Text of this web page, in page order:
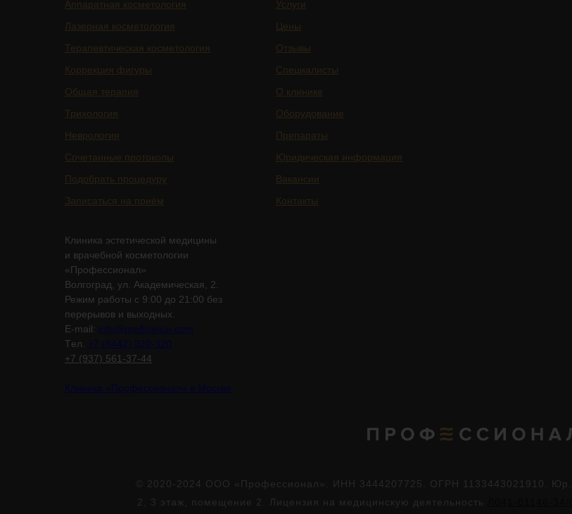
Аппаратная косметология
Лазерная косметология
Терапевтическая косметология
Коррекция фигуры
Общая терапия
Трихология
Неврология
Сочетанные протоколы
Подобрать процедуру
Записаться на приём
Услуги
Цены
Отзывы
Специалисты
О клинике
Оборудование
Препараты
Юридическая информация
Вакансии
Контакты
Клиника эстетической медицины
и врачебной косметологии
«Профессионал»
Волгоград, ул. Академическая, 2.
Режим работы с 9:00 до 21:00 без
перерывов и выходных.
E-mail: info@proficlinica.com
Tел. +7 (8442) 320-320
+7 (937) 561-37-44
Клиника «Профессионал» в Москве
© 2020-2024 ООО «Профессионал». ИНН 3444207725. ОГРН 1133443021910. Юр.
2, 3 этаж, помещение 2. Лицензия на медицинскую деятельность